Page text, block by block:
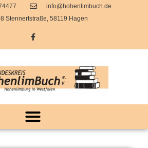
info@hohenlimbuch.de
Stennertstraße, 58119 Hagen